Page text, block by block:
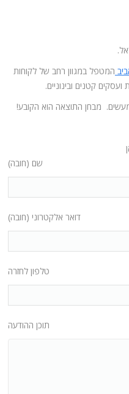
המטפל במגוון רחב של לקוחות
קטנים ובינוניים.
מבחן התוצאה הוא הקובע!
שם (חובה)
דואר אלקטרוני (חובה)
טלפון לחזרה
תוכן ההודעה